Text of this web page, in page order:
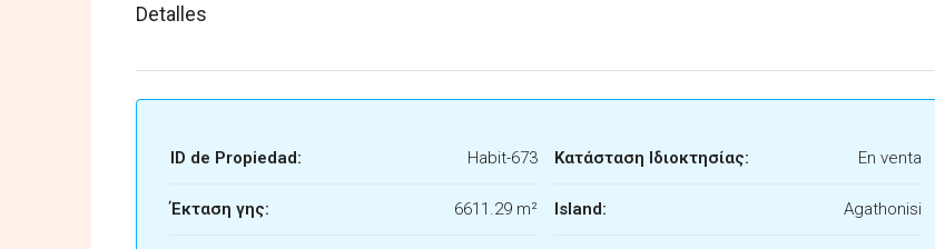
Detalles
ID de Propiedad: Habit-673
Έκταση γης: 6611.29 m²
Κατάσταση Ιδιοκτησίας: En venta
Island: Agathonisi